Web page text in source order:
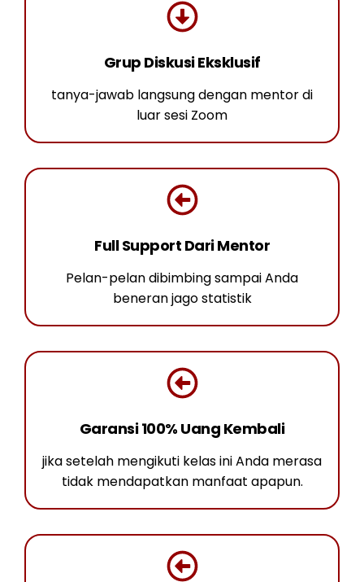
Grup Diskusi Eksklusif
tanya-jawab langsung dengan mentor di
luar sesi Zoom
Full Support Dari Mentor
Pelan-pelan dibimbing sampai Anda
beneran jago statistik
Garansi 100% Uang Kembali
jika setelah mengikuti kelas ini Anda merasa
tidak mendapatkan manfaat apapun.